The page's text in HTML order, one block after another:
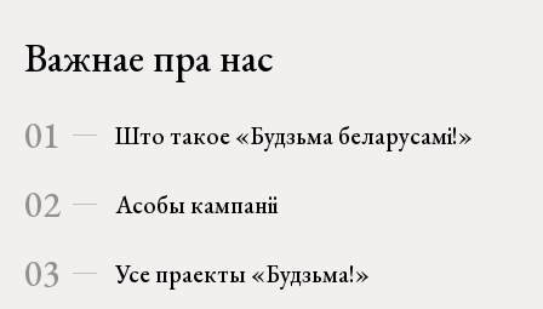
Важнае пра нас
01 Што такое «Будзьма беларусамі!»
02 Асобы кампаніі
03 Усе праекты «Будзьма!»